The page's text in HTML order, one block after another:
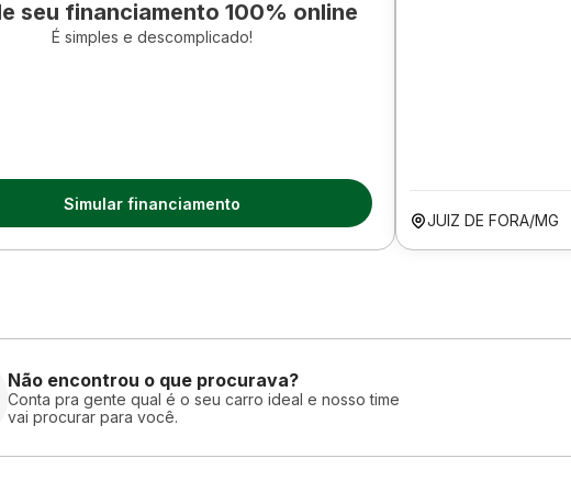
seu financiamento 100% online
É simples e descomplicado!
Simular financiamento
JUIZ DE FORA/MG
Não encontrou o que procurava?
Conta pra gente qual é o seu carro ideal e nosso time
vai procurar para você.